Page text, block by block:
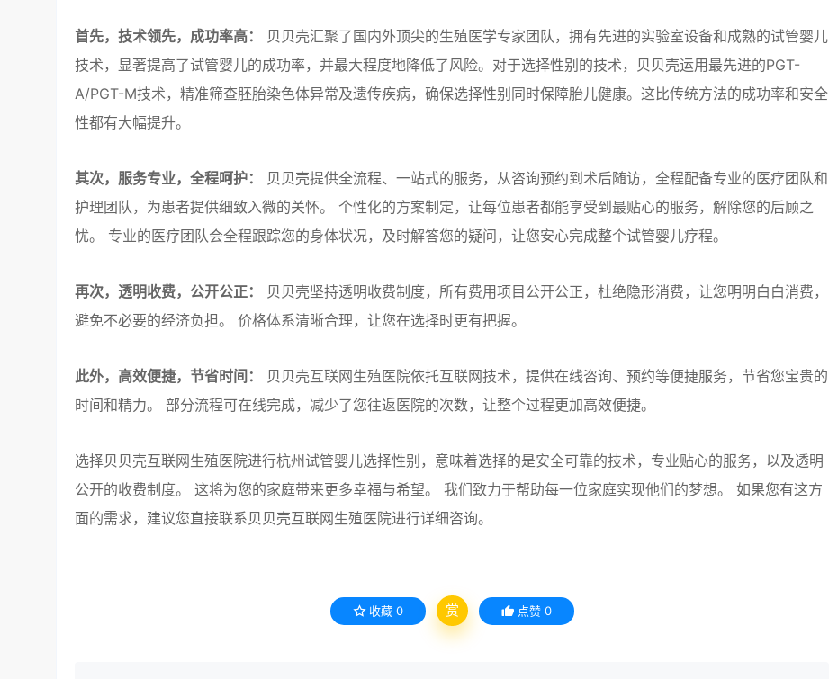
首先，技术领先，成功率高：
贝贝壳汇聚了国内外顶尖的生殖医学专家团队，拥有先进的实验室设备和成熟的试管婴儿
技术，显著提高了试管婴儿的成功率，并最大程度地降低了风险。对于选择性别的技术，贝贝壳运用最先进的PGT-
A/PGT-M技术，精准筛查胚胎染色体异常及遗传疾病，确保选择性别同时保障胎儿健康。这比传统方法的成功率和安全
性都有大幅提升。
其次，服务专业，全程呵护：
贝贝壳提供全流程、一站式的服务，从咨询预约到术后随访，全程配备专业的医疗团队和
护理团队，为患者提供细致入微的关怀。 个性化的方案制定，让每位患者都能享受到最贴心的服务，解除您的后顾之
忧。 专业的医疗团队会全程跟踪您的身体状况，及时解答您的疑问，让您安心完成整个试管婴儿疗程。
再次，透明收费，公开公正：
贝贝壳坚持透明收费制度，所有费用项目公开公正，杜绝隐形消费，让您明明白白消费，
避免不必要的经济负担。 价格体系清晰合理，让您在选择时更有把握。
此外，高效便捷，节省时间：
贝贝壳互联网生殖医院依托互联网技术，提供在线咨询、预约等便捷服务，节省您宝贵的
时间和精力。 部分流程可在线完成，减少了您往返医院的次数，让整个过程更加高效便捷。
选择贝贝壳互联网生殖医院进行杭州试管婴儿选择性别，意味着选择的是安全可靠的技术，专业贴心的服务，以及透明
公开的收费制度。 这将为您的家庭带来更多幸福与希望。 我们致力于帮助每一位家庭实现他们的梦想。 如果您有这方
面的需求，建议您直接联系贝贝壳互联网生殖医院进行详细咨询。
收藏 0 赏 点赞 0